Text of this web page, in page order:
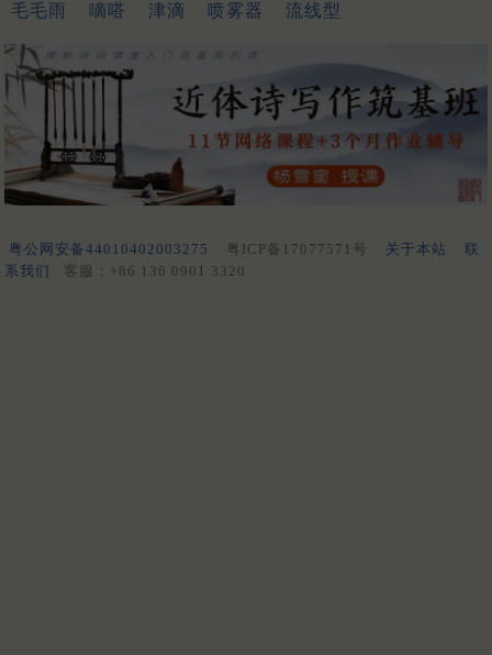
毛毛雨
嘀嗒 津滴 喷雾器 流线型
粤公网安备44010402003275 粤ICP备17077571号 关于本站
联
系我们
客服：+86 136 0901 3320